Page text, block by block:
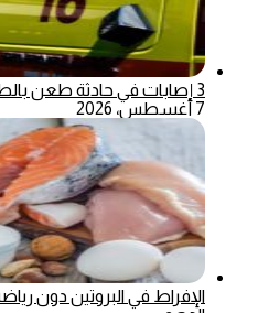
3 إصابات في حادثة طعن بالطيبة داخل أراضي الـ48
7 أغسطس، 2026
الإفراط في البروتين دون